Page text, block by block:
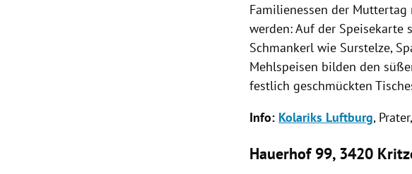
Familienessen der
werden: Auf der
Schmankerl wie Surstelze,
Mehlspeisen bilden den
festlich geschmückten
Info: Kolariks Luftburg,
Hauerhof 99, 3420